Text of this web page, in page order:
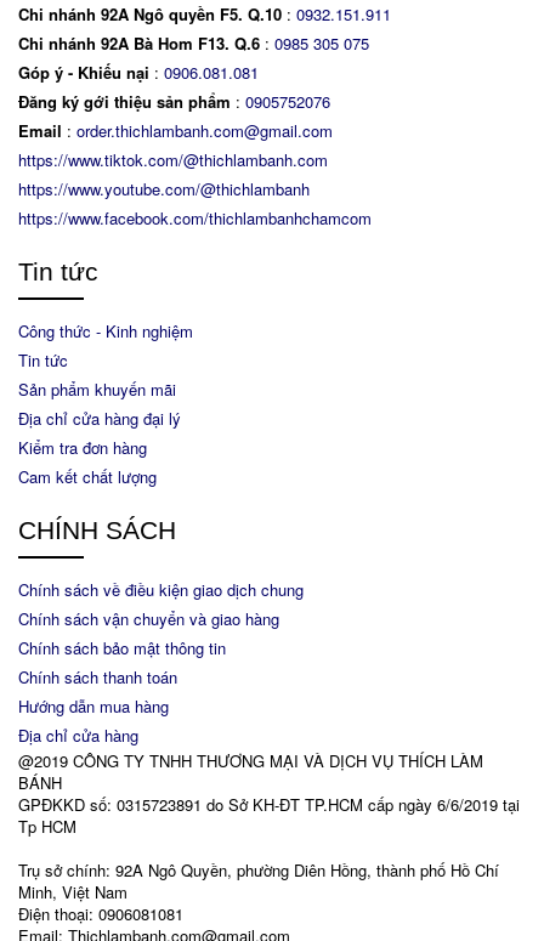
Chi nhánh 92A Ngô quyền F5. Q.10 : 0932.151.911
Chi nhánh 92A Bà Hom F13. Q.6 : 0985 305 075
Góp ý - Khiếu nại : 0906.081.081
Đăng ký gới thiệu sản phẩm : 0905752076
Email : order.thichlambanh.com@gmail.com
https://www.tiktok.com/@thichlambanh.com
https://www.youtube.com/@thichlambanh
https://www.facebook.com/thichlambanhchamcom
Tin tức
Công thức - Kinh nghiệm
Tin tức
Sản phẩm khuyến mãi
Địa chỉ cửa hàng đại lý
Kiểm tra đơn hàng
Cam kết chất lượng
CHÍNH SÁCH
Chính sách về điều kiện giao dịch chung
Chính sách vận chuyển và giao hàng
Chính sách bảo mật thông tin
Chính sách thanh toán
Hướng dẫn mua hàng
Địa chỉ cửa hàng
@2019 CÔNG TY TNHH THƯƠNG MẠI VÀ DỊCH VỤ THÍCH LÀM
BÁNH
GPĐKKD số: 0315723891 do Sở KH-ĐT TP.HCM cấp ngày 6/6/2019 tại
Tp HCM
Trụ sở chính: 92A Ngô Quyền, phường Diên Hồng, thành phố Hồ Chí
Minh, Việt Nam
Điện thoại: 0906081081
Email: Thichlambanh.com@gmail.com